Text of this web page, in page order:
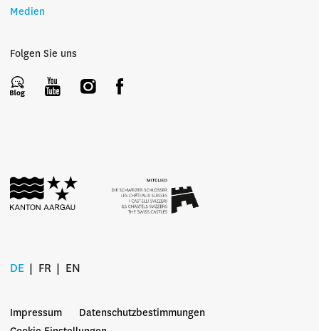
Medien
Folgen Sie uns
DE FR EN
Impressum
Datenschutzbestimmungen